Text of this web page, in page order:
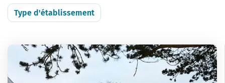
Type d'établissement